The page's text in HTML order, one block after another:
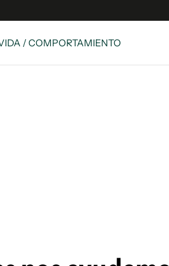
/ COMPORTAMIENTO